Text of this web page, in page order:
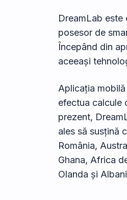
DreamLab
posesor de
Începând din
aceeași
Aplicația
efectua calcule
prezent,
ales să susțină
România,
Ghana, Africa
Olanda și